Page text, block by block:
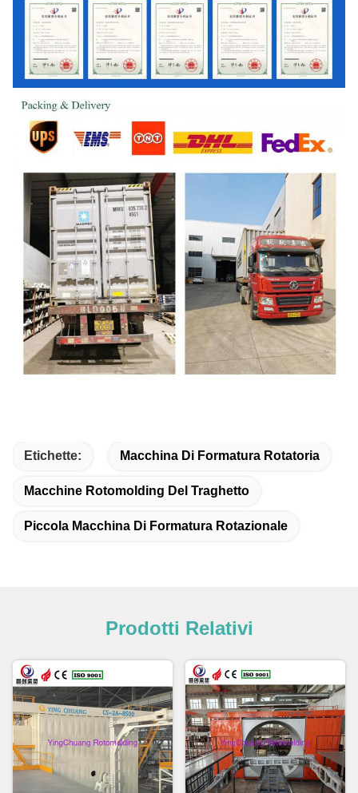
Etichette: Macchina Di Formatura Rotatoria
Macchine Rotomolding Del Traghetto
Piccola Macchina Di Formatura Rotazionale
Prodotti Relativi